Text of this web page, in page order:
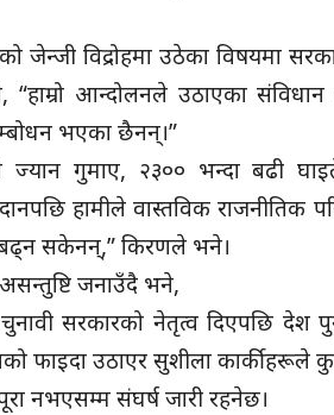
जेन्जी विद्रोहमा उठेका विषयमा
आन्दोलनले उठाएका
भएका छैनन्।”
ज्यान गुमाए, २३०० भन्दा बढी
हामीले वास्तविक राजनीतिक
बढ्न सकेनन्,” किरणले भने।
जनाउँदै भने,
सरकारको नेतृत्व दिएपछि देश
फाइदा उठाएर सुशीला कार्कीहरूले
नभएसम्म संघर्ष जारी रहनेछ।